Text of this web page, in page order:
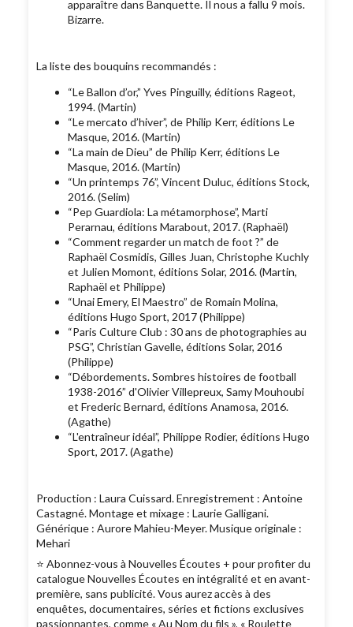
apparaître dans Banquette. Il nous a fallu 9 mois.
Bizarre.
La liste des bouquins recommandés :
“Le Ballon d’or,” Yves Pinguilly, éditions Rageot,
1994. (Martin)
“Le mercato d’hiver”, de Philip Kerr, éditions Le
Masque, 2016. (Martin)
“La main de Dieu” de Philip Kerr, éditions Le
Masque, 2016. (Martin)
“Un printemps 76”, Vincent Duluc, éditions Stock,
2016. (Selim)
“Pep Guardiola: La métamorphose”, Marti
Perarnau, éditions Marabout, 2017. (Raphaël)
“Comment regarder un match de foot ?” de
Raphaël Cosmidis, Gilles Juan, Christophe Kuchly
et Julien Momont, éditions Solar, 2016. (Martin,
Raphaël et Philippe)
“Unai Emery, El Maestro” de Romain Molina,
éditions Hugo Sport, 2017 (Philippe)
“Paris Culture Club : 30 ans de photographies au
PSG”, Christian Gavelle, éditions Solar, 2016
(Philippe)
“Débordements. Sombres histoires de football
1938-2016” d'Olivier Villepreux, Samy Mouhoubi
et Frederic Bernard, éditions Anamosa, 2016.
(Agathe)
“L'entraîneur idéal”, Philippe Rodier, éditions Hugo
Sport, 2017. (Agathe)
Production : Laura Cuissard. Enregistrement : Antoine
Castagné. Montage et mixage : Laurie Galligani.
Générique : Aurore Mahieu-Meyer. Musique originale :
Mehari
⭐️ Abonnez-vous à Nouvelles Écoutes + pour profiter du
catalogue Nouvelles Écoutes en intégralité et en avant-
première, sans publicité. Vous aurez accès à des
enquêtes, documentaires, séries et fictions exclusives
passionnantes, comme « Au Nom du fils », « Roulette